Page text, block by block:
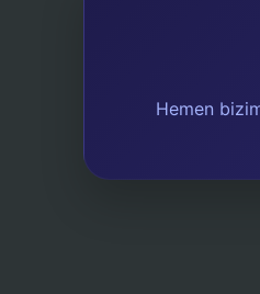
Hemen